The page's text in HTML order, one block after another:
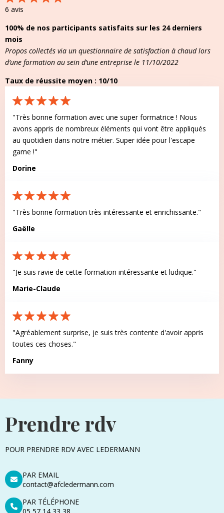
6 avis
100% de nos participants satisfaits sur les 24 derniers
mois
Propos collectés via un questionnaire de satisfaction à chaud lors
d’une formation au sein d’une entreprise le 11/10/2022
Taux de réussite moyen : 10/10
"Très bonne formation avec une super formatrice ! Nous
avons appris de nombreux éléments qui vont être appliqués
au quotidien dans notre métier. Super idée pour l'escape
game !"
Dorine
"Très bonne formation très intéressante et enrichissante."
Gaëlle
"Je suis ravie de cette formation intéressante et ludique."
Marie-Claude
"Agréablement surprise, je suis très contente d'avoir appris
toutes ces choses."
Fanny
Prendre rdv
POUR PRENDRE RDV AVEC LEDERMANN
PAR EMAIL
contact@afcledermann.com
PAR TÉLÉPHONE